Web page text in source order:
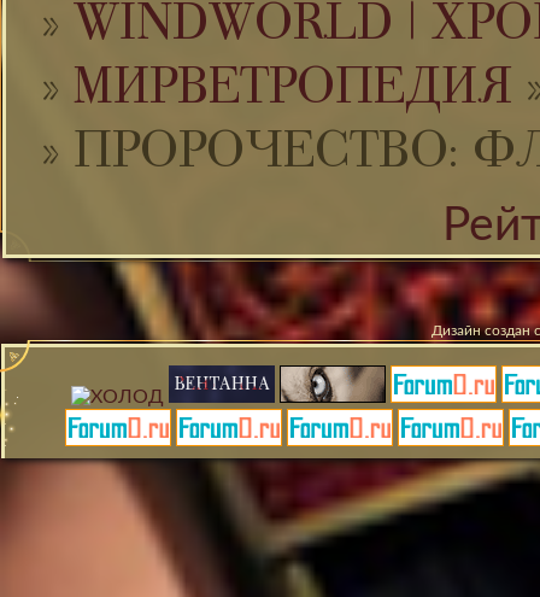
» WINDWORLD |
» МИРВЕТРОПЕДИЯ
» ПРОРОЧЕСТВО:
Дизайн создан